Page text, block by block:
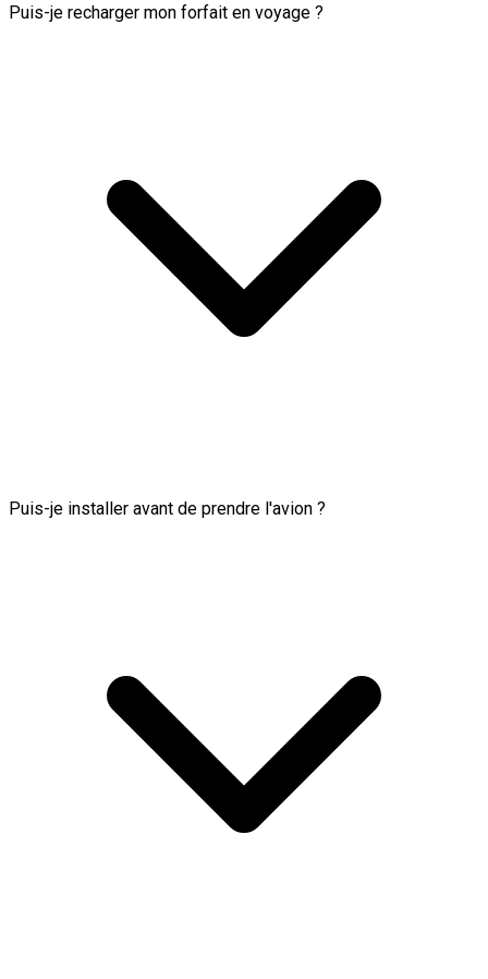
Puis-je recharger mon forfait en voyage ?
Puis-je installer avant de prendre l'avion ?